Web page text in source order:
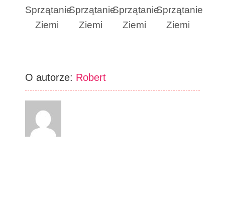
Sprzątanie
Ziemi
Sprzątanie
Ziemi
Sprzątanie
Ziemi
Sprzątanie
Ziemi
O autorze: Robert